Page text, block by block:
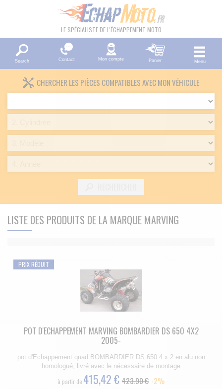
LE SPÉCIALISTE DE L'ÉCHAPPEMENT MOTO
Search Contact Mon compte Panier Menu
CHERCHER LES PIÈCES COMPATIBLES AVEC MON VÉHICULE
LISTE DES PRODUITS DE LA MARQUE MARVING
PRIX RÉDUIT
POT D'ECHAPPEMENT MARVING BOMBARDIER DS 650 4X2
2005-
pot d'Echappement quad BOMBARDIER DS 650 4 x 2 en alu non
homologué, livré avec le nécessaire de montage
à partir de 415,42 € 423.90 € -2%